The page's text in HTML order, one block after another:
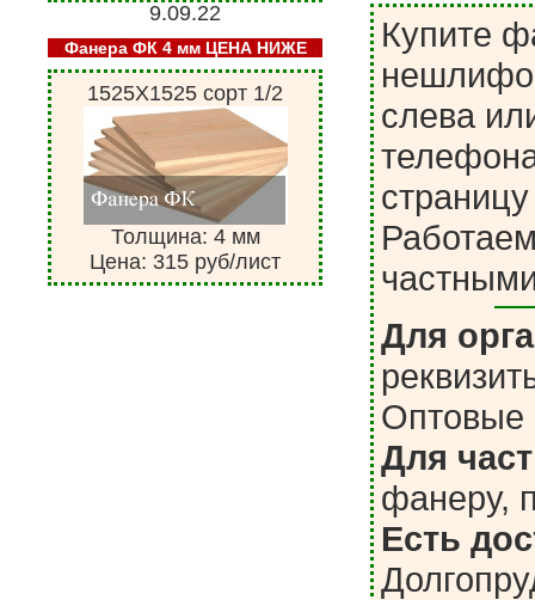
9.09.22
Фанера ФК 4 мм ЦЕНА НИЖЕ
1525Х1525 сорт 1/2
Толщина: 4 мм
Цена: 315 руб/лист
Купите
слева
Для
Для
фанеру,
Есть